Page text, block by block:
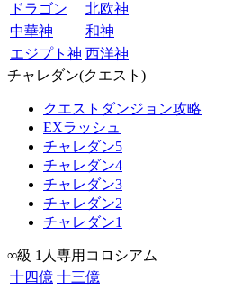
ドラゴン
北欧神
中華神
和神
エジプト神 西洋神
チャレダン(クエスト)
クエストダンジョン攻略
EXラッシュ
チャレダン5
チャレダン4
チャレダン3
チャレダン2
チャレダン1
∞級 1人専用コロシアム
十四億 十三億